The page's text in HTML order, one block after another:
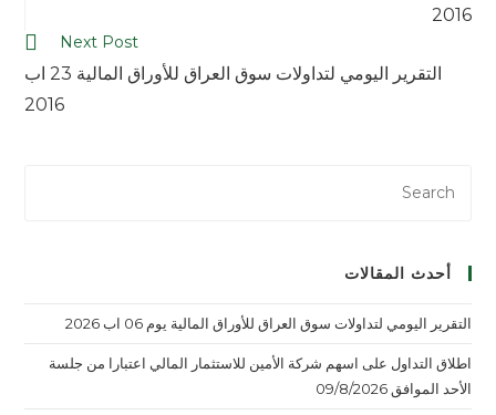
2016
Next Post
التقرير اليومي لتداولات سوق العراق للأوراق المالية 23 اب
2016
أحدث المقالات
التقرير اليومي لتداولات سوق العراق للأوراق المالية يوم 06 اب 2026
اطلاق التداول على اسهم شركة الأمين للاستثمار المالي اعتبارا من جلسة
الأحد الموافق 09/8/2026